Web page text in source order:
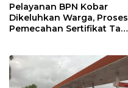
Pelayanan BPN Kobar
Dikeluhkan Warga, Proses
Pemecahan Sertifikat Tak